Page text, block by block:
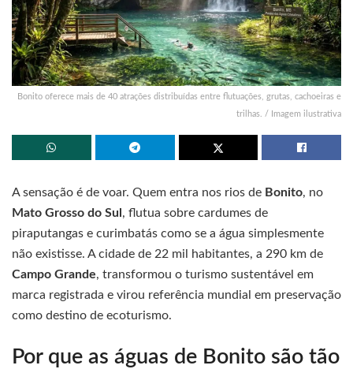
Bonito oferece mais de 40 atrações distribuídas entre flutuações, grutas, cachoeiras e
trilhas. / Imagem ilustrativa
A sensação é de voar. Quem entra nos rios de Bonito, no
Mato Grosso do Sul , flutua sobre cardumes de
piraputangas e curimbatás como se a água simplesmente
não existisse. A cidade de 22 mil habitantes, a 290 km de
Campo Grande, transformou o turismo sustentável em
marca registrada e virou referência mundial em preservação
como destino de ecoturismo.
Por que as águas de Bonito são tão